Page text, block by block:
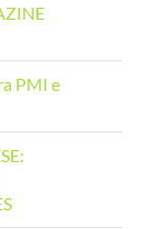
PMI e